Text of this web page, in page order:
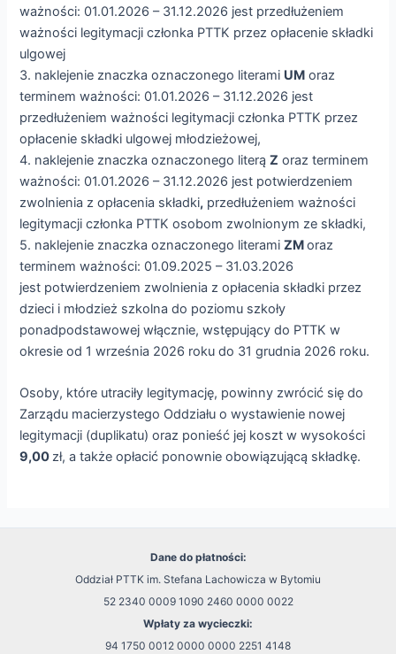
ważności: 01.01.2026 – 31.12.2026 jest przedłużeniem
ważności legitymacji członka PTTK przez opłacenie składki
ulgowej
3. naklejenie znaczka oznaczonego literami UM oraz
terminem ważności: 01.01.2026 – 31.12.2026 jest
przedłużeniem ważności legitymacji członka PTTK przez
opłacenie składki ulgowej młodzieżowej,
4. naklejenie znaczka oznaczonego literąZ oraz terminem
ważności: 01.01.2026 – 31.12.2026 jest potwierdzeniem
zwolnienia z opłacenia składki, przedłużeniem ważności
legitymacji członka PTTK osobom zwolnionym ze składki,
5. naklejenie znaczka oznaczonego literamiZMoraz
terminem ważności: 01.09.2025 – 31.03.2026
jest potwierdzeniem zwolnienia z opłacenia składki przez
dzieci i młodzież szkolna do poziomu szkoły
ponadpodstawowej włącznie, wstępujący do PTTK w
okresie od 1 września 2026 roku do 31 grudnia 2026 roku.
Osoby, które utraciły legitymację, powinny zwrócić się do
Zarządu macierzystego Oddziału o wystawienie nowej
legitymacji (duplikatu) oraz ponieść jej koszt w wysokości
9,00zł, a także opłacić ponownie obowiązującą składkę.
Dane do płatności:
Oddział PTTK im. Stefana Lachowicza w Bytomiu
52 2340 0009 1090 2460 0000 0022
Wpłaty za wycieczki:
94 1750 0012 0000 0000 2251 4148